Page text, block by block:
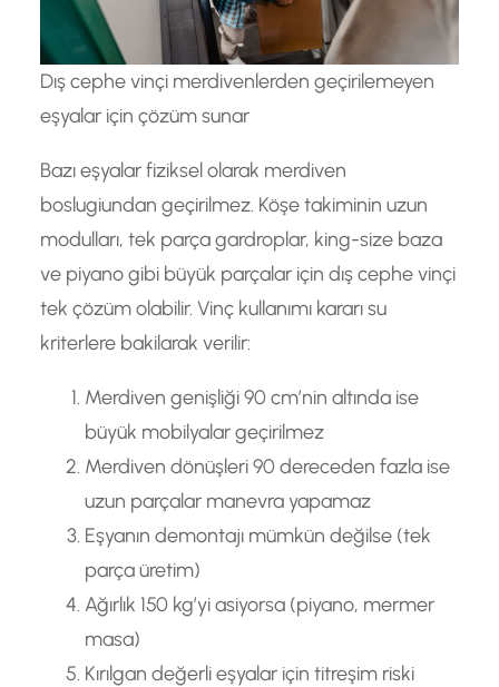
Dış cephe vinçi merdivenlerden geçirilemeyen
eşyalar için çözüm sunar
Bazı eşyalar fiziksel olarak merdiven
boslugiundan geçirilmez. Köşe takiminin uzun
modulları, tek parça gardroplar, king-size baza
ve piyano gibi büyük parçalar için dış cephe vinçi
tek çözüm olabilir. Vinç kullanımı kararı su
kriterlere bakilarak verilir:
Merdiven genişliği 90 cm’nin altında ise
büyük mobilyalar geçirilmez
Merdiven dönüşleri 90 dereceden fazla ise
uzun parçalar manevra yapamaz
Eşyanın demontajı mümkün değilse (tek
parça üretim)
Ağırlık 150 kg’yi asiyorsa (piyano, mermer
masa)
Kırılgan değerli eşyalar için titreşim riski